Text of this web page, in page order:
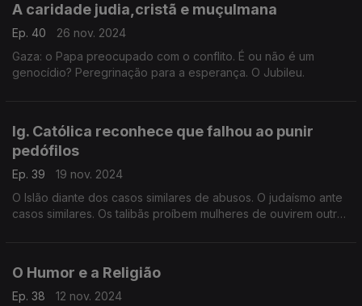
A caridade judia,cristã e muçulmana
Ep. 40
26 nov. 2024
Gaza: o Papa preocupado com o conflito. É ou não é um
genocídio? Peregrinação para a esperança. O Jubileu.
Ig. Católica reconhece que falhou ao punir
pedófilos
Ep. 39
19 nov. 2024
O Islão diante dos casos similares de abusos. O judaísmo ante
casos similares. Os talibãs proíbem mulheres de ouvirem outras
O Humor e a Religião
Ep. 38
12 nov. 2024